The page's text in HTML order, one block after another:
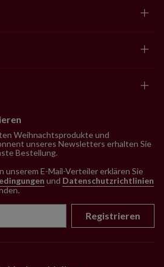
Weihnachtsprodukte und
unseres Newsletters erhalten Sie
Bestellung.
unserem E-Mail-Verteiler erklären Sie
und Datenschutzrichtlinien
.
Registrieren